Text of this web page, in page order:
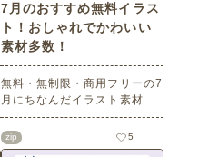
7月のおすすめ無料イラス
ト！おしゃれでかわいい
素材多数！
無料・無制限・商用フリーの7
月にちなんだイラスト素材を
多数ご紹介します。どれも印
刷に適した解像度で、点数制
限なしで自由に使える素材ば
zip 5